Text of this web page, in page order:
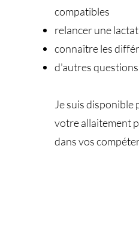
compatibles
relancer une
connaître les
d'autres
Je suis
votre allaitement
dans vos